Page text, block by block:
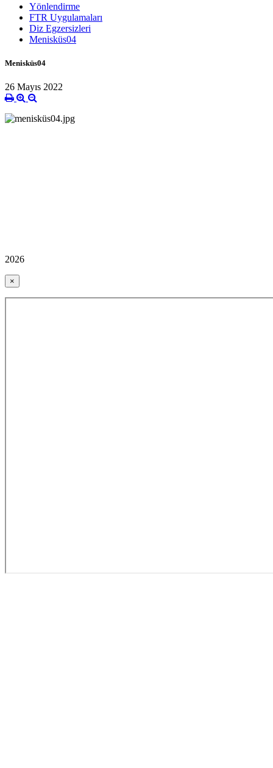
Yönlendirme
FTR Uygulamaları
Diz Egzersizleri
Menisküs04
Menisküs04
26 Mayıs 2022
2026
×